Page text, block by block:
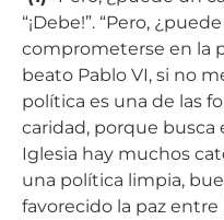
“¡Debe!”. “Pero,
comprometerse en la
beato Pablo VI, si no
política es una de las
caridad, porque busca
Iglesia hay muchos
una política limpia,
favorecido la paz entre